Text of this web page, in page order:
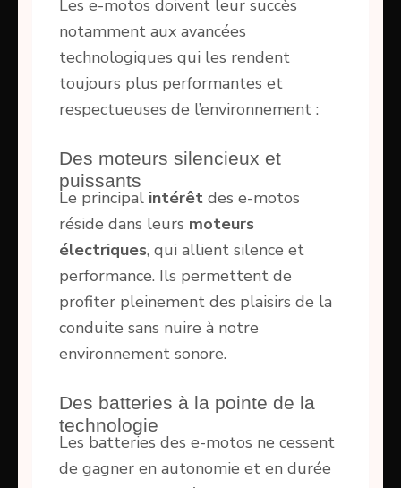
Les e-motos doivent leur succès
notamment aux avancées
technologiques qui les rendent
toujours plus performantes et
respectueuses de l’environnement :
Des moteurs silencieux et
puissants
Le principal intérêt des e-motos
réside dans leurs moteurs
électriques, qui allient silence et
performance. Ils permettent de
profiter pleinement des plaisirs de la
conduite sans nuire à notre
environnement sonore.
Des batteries à la pointe de la
technologie
Les batteries des e-motos ne cessent
de gagner en autonomie et en durée